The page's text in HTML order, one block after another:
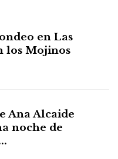
en Las
los Mojinos
Ana Alcaide
noche de